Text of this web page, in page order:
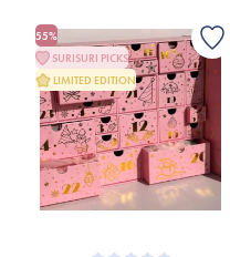
55%
SURISURI PICKS
LIMITED EDITION